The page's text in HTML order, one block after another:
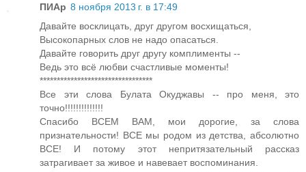
ПИАр 8 ноября 2013 г. в 17:49
Давайте восклицать, друг другом восхищаться,
Высокопарных слов не надо опасаться.
Давайте говорить друг другу комплименты --
Ведь это всё любви счастливые моменты!
*********************************
Все эти слова Булата Окуджавы -- про меня, это
точно!!!!!!!!!!!!!!
Спасибо ВСЕМ ВАМ, мои дорогие, за слова
признательности! ВСЕ мы родом из детства, абсолютно
ВСЕ! И потому этот непритязательный рассказ
затрагивает за живое и навевает воспоминания.